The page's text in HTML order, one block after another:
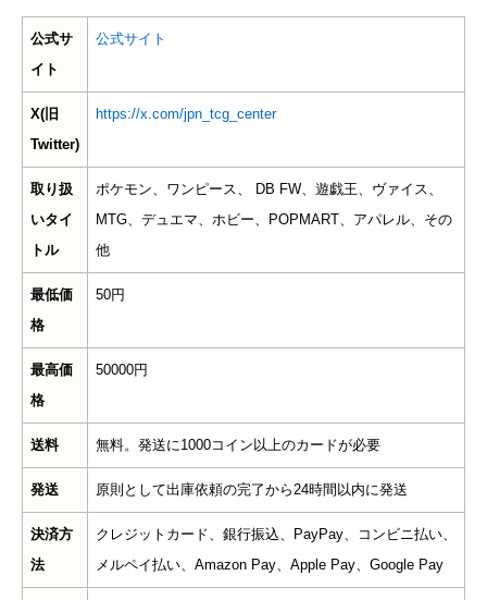
公式サ
イト
公式サイト
X(旧
Twitter)
https://x.com/jpn_tcg_center
取り扱
いタイ
トル
ポケモン、ワンピース、 DB FW、遊戯王、ヴァイス、
MTG、デュエマ、ホビー、POPMART、アパレル、その
他
最低価
格
50円
最高価
格
50000円
送料 無料。発送に1000コイン以上のカードが必要
発送 原則として出庫依頼の完了から24時間以内に発送
決済方
法
クレジットカード、銀行振込、PayPay、コンビニ払い、
メルペイ払い、Amazon Pay、Apple Pay、Google Pay